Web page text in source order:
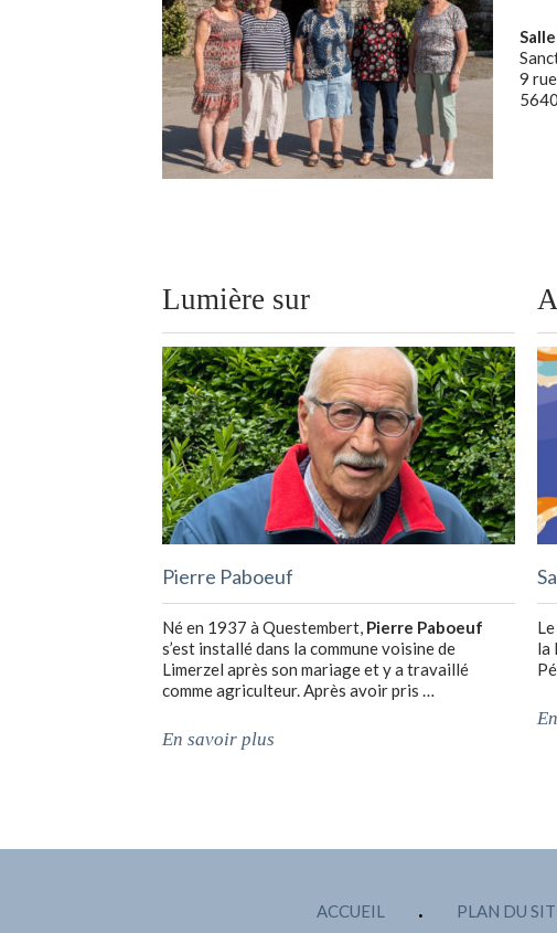
9
Lumière sur
Pierre Paboeuf
Né en 1937 à Questembert, Pierre Paboeuf
s’est installé dans la commune voisine de
Limerzel après son mariage et y a travaillé
comme agriculteur. Après avoir pris …
En savoir plus
la
ACCUEIL PLAN DU